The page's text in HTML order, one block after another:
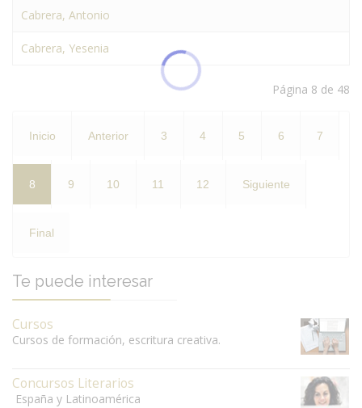
Cabrera, Antonio
Cabrera, Yesenia
Página 8 de 48
Inicio Anterior 3 4 5 6 7
8 9 10 11 12 Siguiente
Final
Te puede interesar
Cursos
Cursos de formación, escritura creativa.
Concursos Literarios
España y Latinoamérica